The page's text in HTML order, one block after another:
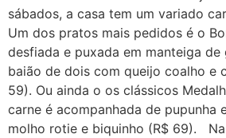
sábados, a casa tem um variado
Um dos pratos mais pedidos é o
desfiada e puxada em manteiga de
baião de dois com queijo coalho e
59). Ou ainda o os clássicos
carne é acompanhada de pupunha
molho rotie e biquinho (R$ 69).